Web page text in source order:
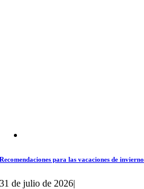
Recomendaciones para las vacaciones de invierno
31 de julio de 2026|